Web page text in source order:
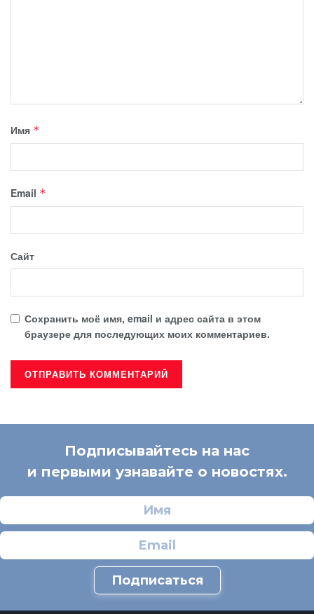
Имя *
Email *
Сайт
Сохранить моё имя, email и адрес сайта в этом
браузере для последующих моих комментариев.
Подписывайтесь на нас
и первыми узнавайте о новостях.
Подписаться